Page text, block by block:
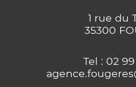
1 rue du
35300
Tel : 02